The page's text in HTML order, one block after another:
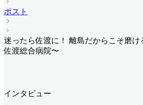
ポスト
迷ったら佐渡に！ 離島だからこそ磨け
佐渡総合病院〜
インタビュー